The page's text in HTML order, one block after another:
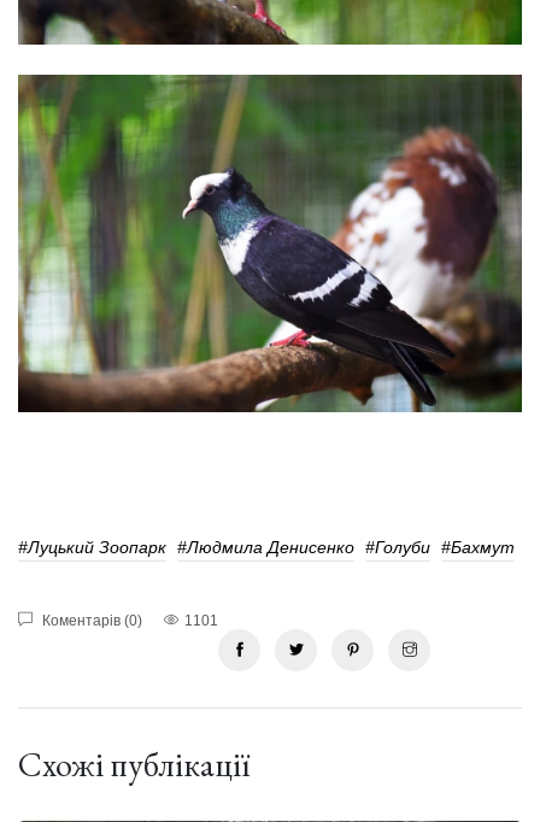
#луцький Зоопарк #Людмила Денисенко #Голуби #Бахмут
Коментарів (0) 1101
Схожі публікації